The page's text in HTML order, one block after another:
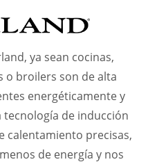
ya sean cocinas,
o broilers son de alta
energéticamente y
tecnología de inducción
calentamiento precisas,
de energía y nos